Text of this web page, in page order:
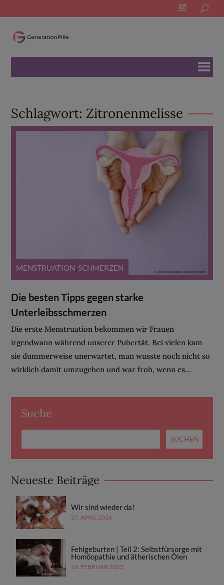
for:
Schlagwort: Zitronenmelisse
MENSTRUATION SCHMERZEN
Die besten Tipps gegen starke
Unterleibsschmerzen
Die erste Menstruation bekommen wir Frauen
irgendwann während unserer Pubertät. Bei vielen kam
sie dummerweise unerwartet, man wusste noch nicht so
wirklich damit umzugehen und war froh, wenn es...
Suche
Neueste Beiträge
Wir sind wieder da!
27. APRIL 2026
Fehlgeburten | Teil 2: Selbstfürsorge mit
Homöopathie und ätherischen Ölen
16. FEBRUAR 2023